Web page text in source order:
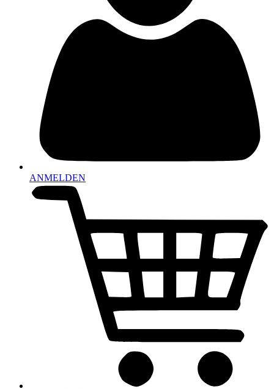
ANMELDEN